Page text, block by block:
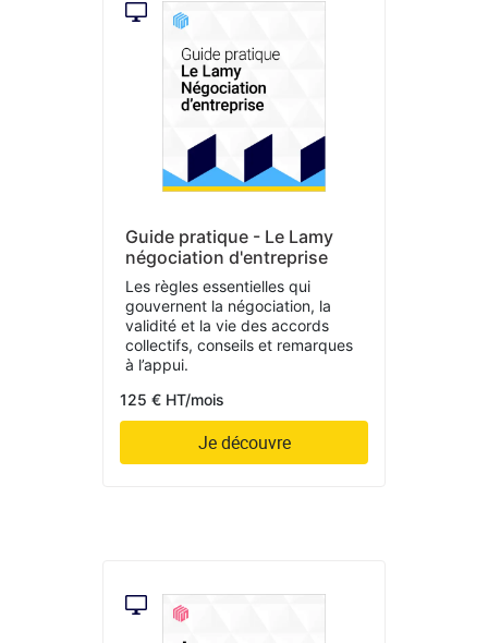
Guide pratique - Le Lamy
négociation d'entreprise
Les règles essentielles qui
gouvernent la négociation, la
validité et la vie des accords
collectifs, conseils et remarques
à l’appui.
125 € HT/mois
Je découvre